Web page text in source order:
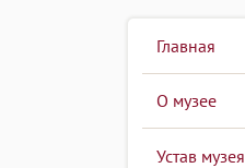
Главная
О музее
Устав музея